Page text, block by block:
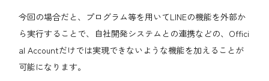
今回の場合だと、プログラム等を用いてLINEの機能を外部か
ら実行することで、自社開発システムとの連携などの、Offici
al Accountだけでは実現できないような機能を加えることが
可能になります。